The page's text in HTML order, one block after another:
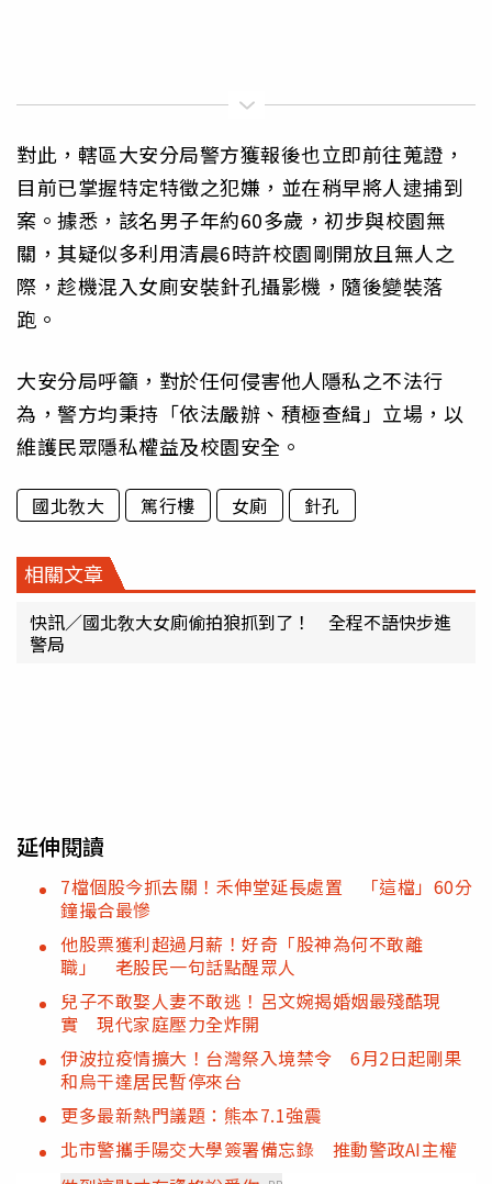
對此，轄區大安分局警方獲報後也立即前往蒐證，
目前已掌握特定特徵之犯嫌，並在稍早將人逮捕到
案。據悉，該名男子年約60多歲，初步與校園無
關，其疑似多利用清晨6時許校園剛開放且無人之
際，趁機混入女廁安裝針孔攝影機，隨後變裝落
跑。
大安分局呼籲，對於任何侵害他人隱私之不法行
為，警方均秉持「依法嚴辦、積極查緝」立場，以
維護民眾隱私權益及校園安全。
國北敎大 篤行樓 女廁 針孔
相關文章
快訊／國北敎大女廁偷拍狼抓到了！ 全程不語快步進
警局
延伸閱讀
7檔個股今抓去關！禾伸堂延長處置 「這檔」60分
鐘撮合最慘
他股票獲利超過月薪！好奇「股神為何不敢離
職」 老股民一句話點醒眾人
兒子不敢娶人妻不敢逃！呂文婉揭婚姻最殘酷現
實 現代家庭壓力全炸開
伊波拉疫情擴大！台灣祭入境禁令 6月2日起剛果
和烏干達居民暫停來台
更多最新熱門議題：熊本7.1強震
北市警攜手陽交大學簽署備忘錄 推動警政AI主權